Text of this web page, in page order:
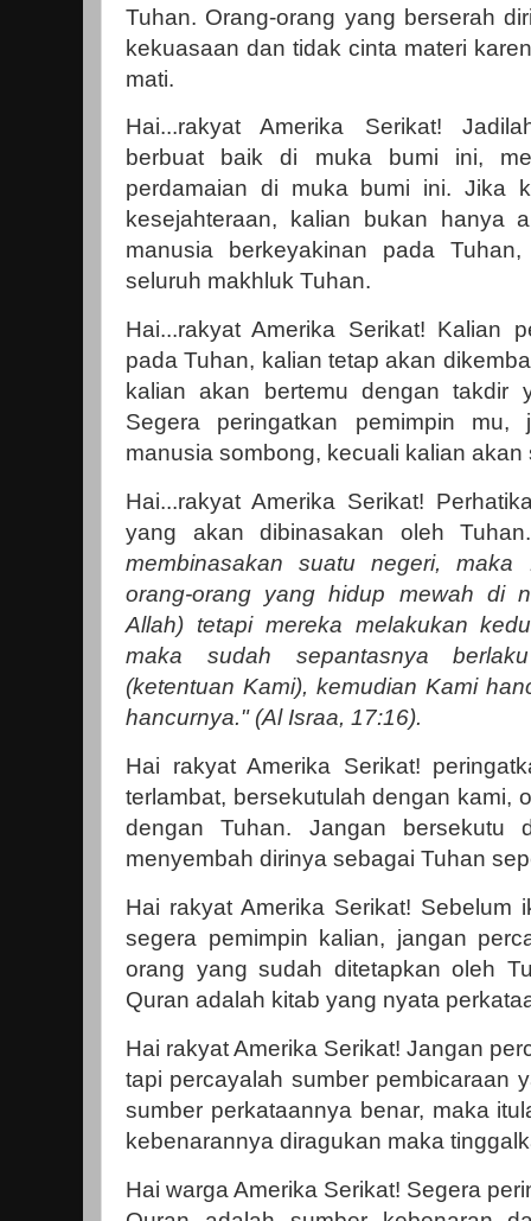
Tuhan. Orang-orang yang berserah
kekuasaan dan tidak cinta materi
mati.
Hai...rakyat Amerika Serikat!
berbuat baik di muka bumi ini,
perdamaian di muka bumi ini. Jika
kesejahteraan, kalian bukan hanya
manusia berkeyakinan pada
seluruh makhluk Tuhan.
Hai...rakyat Amerika Serikat! Kalian
pada Tuhan, kalian tetap akan
kalian akan bertemu dengan takdir
Segera peringatkan pemimpin mu,
manusia sombong, kecuali kalian
Hai...rakyat Amerika Serikat!
yang akan dibinasakan oleh
membinasakan suatu negeri, maka
orang-orang yang hidup mewah di
Allah) tetapi mereka melakukan
maka sudah sepantasnya
(ketentuan Kami), kemudian Kami
hancurnya." (Al Israa, 17:16).
Hai rakyat Amerika Serikat!
terlambat, bersekutulah dengan kami,
dengan Tuhan. Jangan bersekutu
menyembah dirinya sebagai Tuhan
Hai rakyat Amerika Serikat! Sebelum
segera pemimpin kalian, jangan
orang yang sudah ditetapkan oleh
Quran adalah kitab yang nyata
Hai rakyat Amerika Serikat! Jangan
tapi percayalah sumber pembicaraan
sumber perkataannya benar, maka
kebenarannya diragukan maka
Hai warga Amerika Serikat! Segera